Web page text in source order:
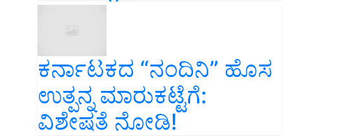
ಕರ್ನಾಟಕದ “ನಂದಿನಿ” ಹೊಸ
ಉತ್ಪನ್ನ ಮಾರುಕಟ್ಟೆಗೆ:
ವಿಶೇಷತೆ ನೋಡಿ!